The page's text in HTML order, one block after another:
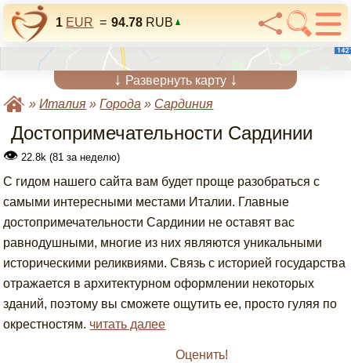
1 EUR = 94.78 RUB
↓ Развернуть карту ↓
»Италия »Города » Сардиния
Достопримечательности Сардинии
👁 22.8k (81 за неделю)
С гидом нашего сайта вам будет проще разобраться с
самыми интересными местами Италии. Главные
достопримечательности Сардинии не оставят вас
равнодушными, многие из них являются уникальными
историческими реликвиями. Связь с историей государства
отражается в архитектурном оформлении некоторых
зданий, поэтому вы сможете ощутить ее, просто гуляя по
окрестностям. читать далее
Оценить!